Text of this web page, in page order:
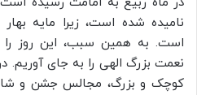
نامیده شده است، زیرا مایه
است. به همین سبب، این روز را
نعمت بزرگ الهی را به جای
کوچک و بزرگ، مجالس جشن و